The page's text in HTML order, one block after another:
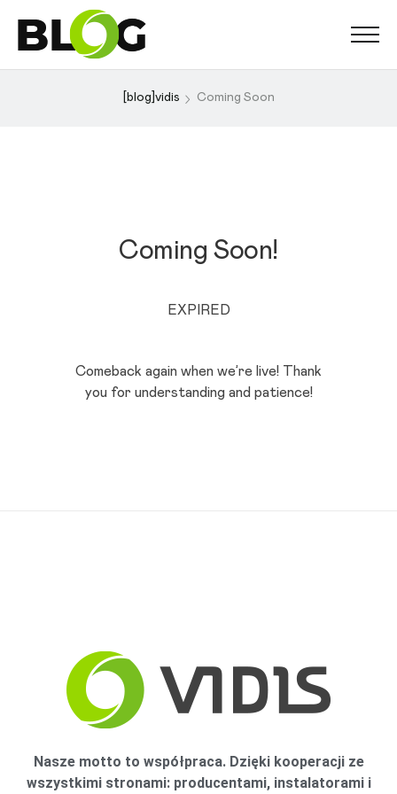
[blog]vidis Coming Soon
Coming Soon!
EXPIRED
Comeback again when we’re live! Thank
you for understanding and patience!
Nasze motto to współpraca. Dzięki kooperacji ze
wszystkimi stronami: producentami, instalatorami i